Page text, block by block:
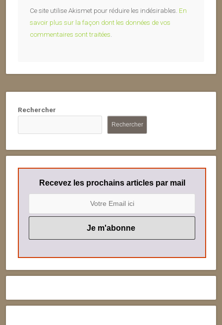
Ce site utilise Akismet pour réduire les indésirables. En
savoir plus sur la façon dont les données de vos
commentaires sont traitées
Rechercher
Rechercher
Recevez les prochains articles par mail